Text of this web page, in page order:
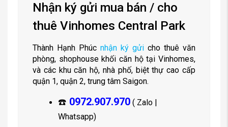
Nhận ký gửi mua bán / cho
thuê Vinhomes Central Park
Thành Hạnh Phúc nhận ký gửi cho thuê văn
phòng, shophouse khối căn hộ tại Vinhomes,
và các khu căn hộ, nhà phố, biệt thự cao cấp
quận 1, quận 2, trung tâm Saigon.
☎️ 0972.907.970 ( Zalo |
Whatsapp)